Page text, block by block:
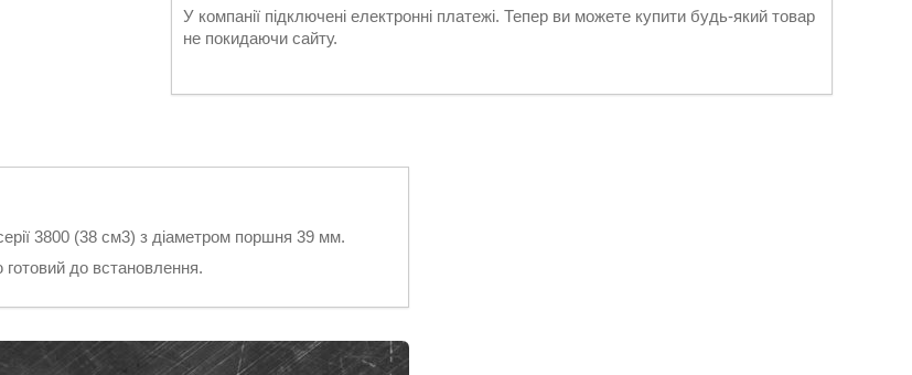
У компанії підключені електронні платежі. Тепер ви можете купити будь-який товар
не покидаючи сайту.
3800 (38 см3) з діаметром поршня 39 мм.
до встановлення.